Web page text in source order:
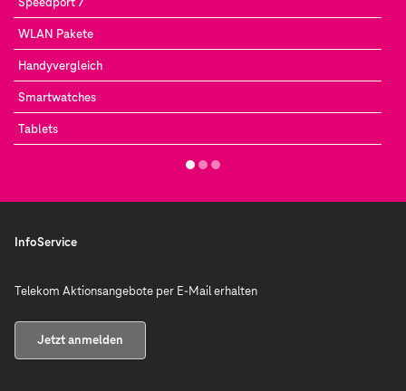
WLAN Pakete
Handyvergleich
Smartwatches
Tablets
InfoService
Telekom Aktionsangebote per E-Mail erhalten
Jetzt anmelden